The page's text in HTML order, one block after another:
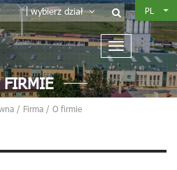
wybierz dział PL
/ Firma/ O firmie